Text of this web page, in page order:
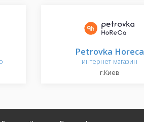
Petrovka Horeca
интернет-магазин
г.Киев